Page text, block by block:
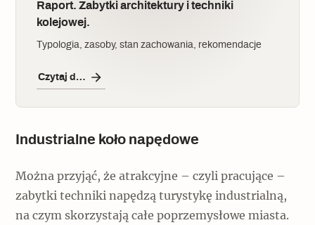
Raport. Zabytki architektury i techniki
kolejowej.
Typologia, zasoby, stan zachowania, rekomendacje
Czytaj dalej
Industrialne koło napędowe
Można przyjąć, że atrakcyjne – czyli pracujące –
zabytki techniki napędzą turystykę industrialną,
na czym skorzystają całe poprzemysłowe miasta.